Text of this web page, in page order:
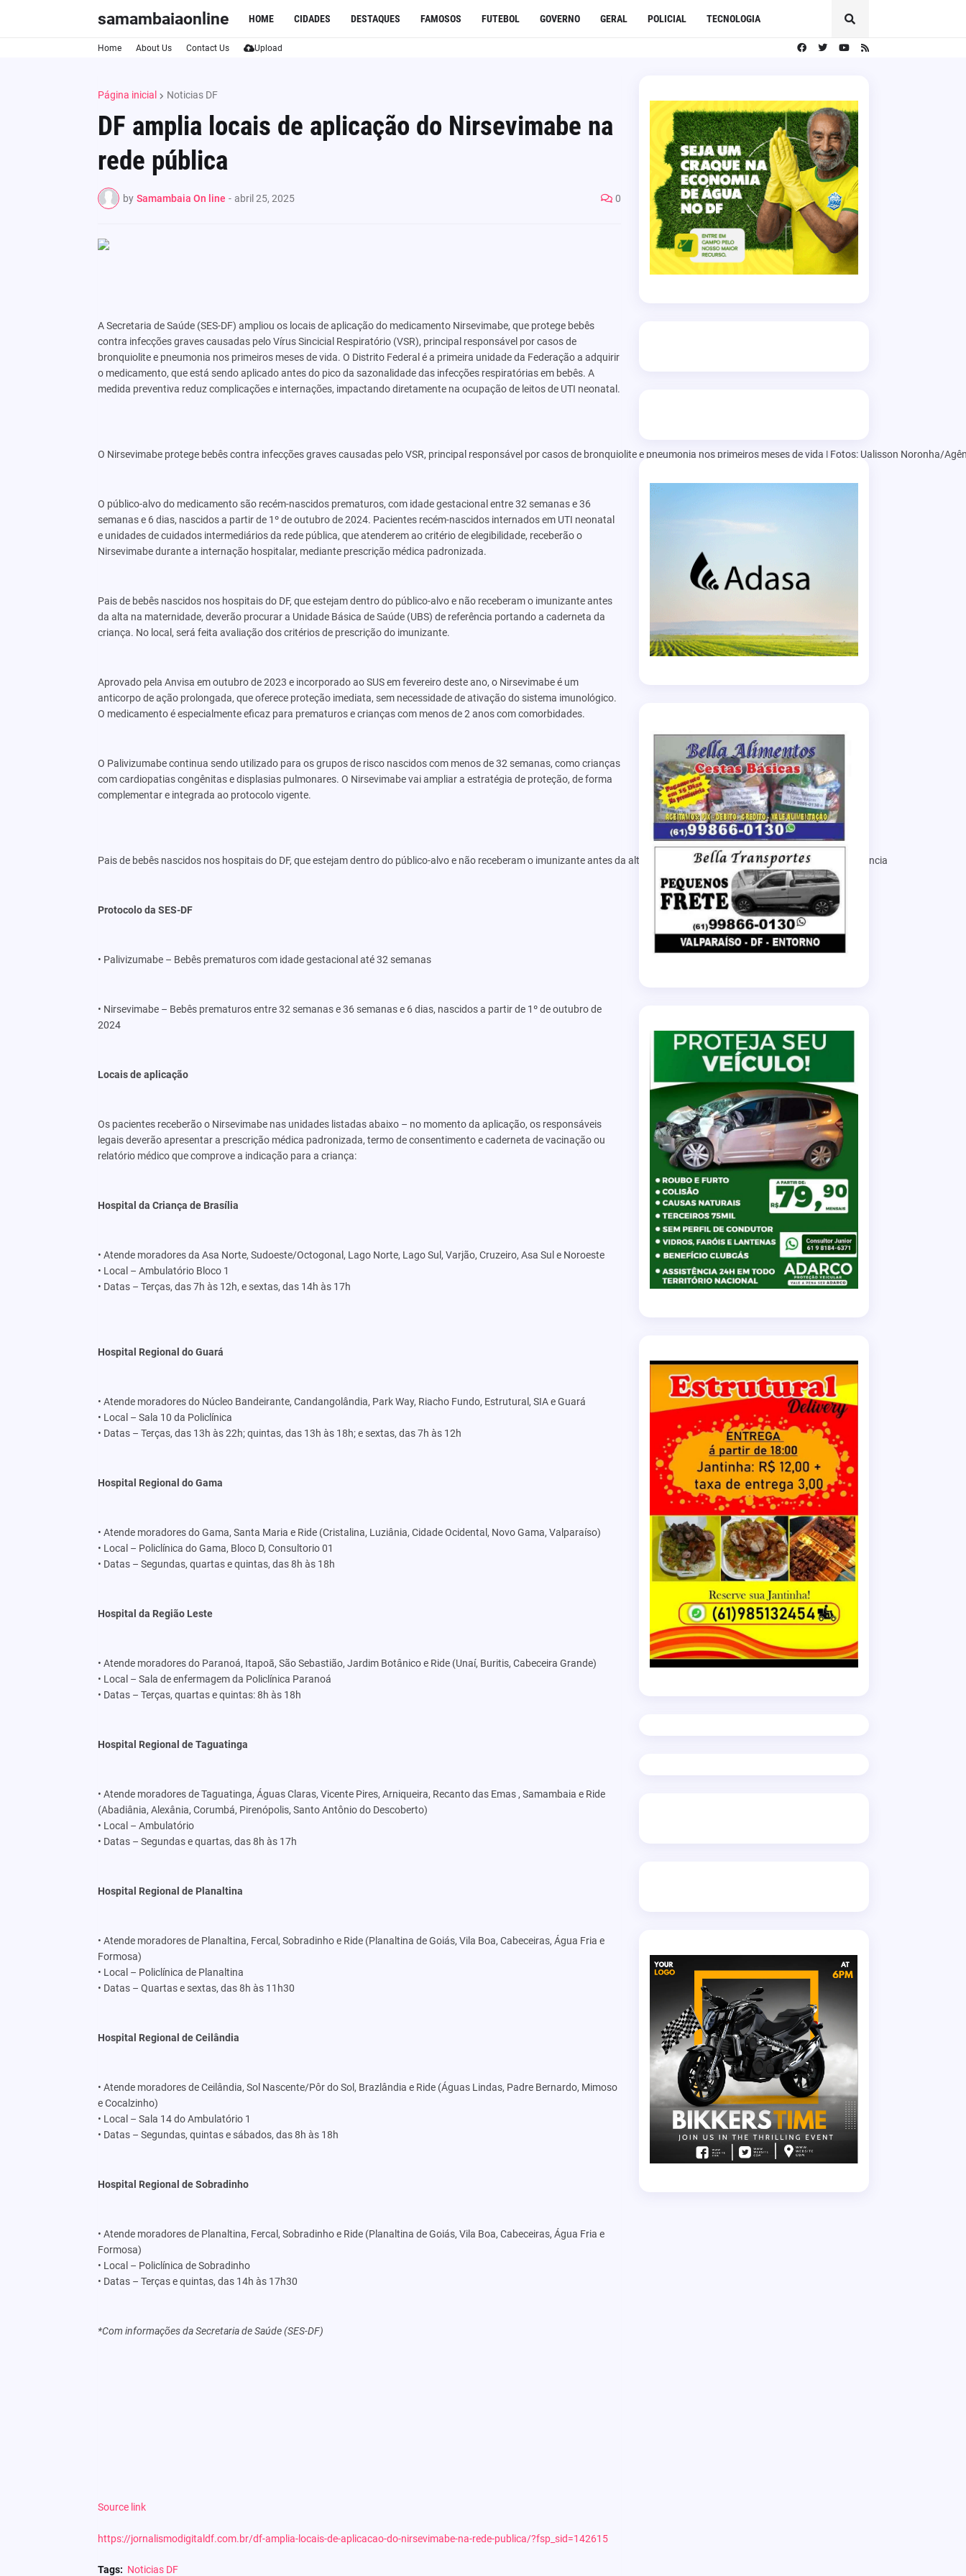
samambaiaonline HOME CIDADES DESTAQUES FAMOSOS FUTEBOL GOVERNO GERAL POLICIAL TECNOLOGIA
Home About Us Contact Us Upload
Página inicial Noticias DF
DF amplia locais de aplicação do Nirsevimabe na
rede pública
by Samambaia On line - abril 25, 2025 0
A Secretaria de Saúde (SES-DF) ampliou os locais de aplicação do medicamento Nirsevimabe, que protege bebês
contra infecções graves causadas pelo Vírus Sincicial Respiratório (VSR), principal responsável por casos de
bronquiolite e pneumonia nos primeiros meses de vida. O Distrito Federal é a primeira unidade da Federação a adquirir
o medicamento, que está sendo aplicado antes do pico da sazonalidade das infecções respiratórias em bebês. A
medida preventiva reduz complicações e internações, impactando diretamente na ocupação de leitos de UTI neonatal.
O Nirsevimabe protege bebês contra infecções graves causadas pelo VSR, principal responsável por casos de bronquiolite e pneumonia nos primeiros meses de vida | Fotos: Ualisson Noronha/
O público-alvo do medicamento são recém-nascidos prematuros, com idade gestacional entre 32 semanas e 36
semanas e 6 dias, nascidos a partir de 1º de outubro de 2024. Pacientes recém-nascidos internados em UTI neonatal
e unidades de cuidados intermediários da rede pública, que atenderem ao critério de elegibilidade, receberão o
Nirsevimabe durante a internação hospitalar, mediante prescrição médica padronizada.
Pais de bebês nascidos nos hospitais do DF, que estejam dentro do público-alvo e não receberam o imunizante antes
da alta na maternidade, deverão procurar a Unidade Básica de Saúde (UBS) de referência portando a caderneta da
criança. No local, será feita avaliação dos critérios de prescrição do imunizante.
Aprovado pela Anvisa em outubro de 2023 e incorporado ao SUS em fevereiro deste ano, o Nirsevimabe é um
anticorpo de ação prolongada, que oferece proteção imediata, sem necessidade de ativação do sistema imunológico.
O medicamento é especialmente eficaz para prematuros e crianças com menos de 2 anos com comorbidades.
O Palivizumabe continua sendo utilizado para os grupos de risco nascidos com menos de 32 semanas, como crianças
com cardiopatias congênitas e displasias pulmonares. O Nirsevimabe vai ampliar a estratégia de proteção, de forma
complementar e integrada ao protocolo vigente.
Pais de bebês nascidos nos hospitais do DF, que estejam dentro do público-alvo e não receberam o imunizante antes da alta na maternidade, deverão procurar a UBS de referência
Protocolo da SES-DF
• Palivizumabe – Bebês prematuros com idade gestacional até 32 semanas
• Nirsevimabe – Bebês prematuros entre 32 semanas e 36 semanas e 6 dias, nascidos a partir de 1º de outubro de
2024
Locais de aplicação
Os pacientes receberão o Nirsevimabe nas unidades listadas abaixo – no momento da aplicação, os responsáveis
legais deverão apresentar a prescrição médica padronizada, termo de consentimento e caderneta de vacinação ou
relatório médico que comprove a indicação para a criança:
Hospital da Criança de Brasília
• Atende moradores da Asa Norte, Sudoeste/Octogonal, Lago Norte, Lago Sul, Varjão, Cruzeiro, Asa Sul e Noroeste
• Local – Ambulatório Bloco 1
• Datas – Terças, das 7h às 12h, e sextas, das 14h às 17h
Hospital Regional do Guará
• Atende moradores do Núcleo Bandeirante, Candangolândia, Park Way, Riacho Fundo, Estrutural, SIA e Guará
• Local – Sala 10 da Policlínica
• Datas – Terças, das 13h às 22h; quintas, das 13h às 18h; e sextas, das 7h às 12h
Hospital Regional do Gama
• Atende moradores do Gama, Santa Maria e Ride (Cristalina, Luziânia, Cidade Ocidental, Novo Gama, Valparaíso)
• Local – Policlínica do Gama, Bloco D, Consultorio 01
• Datas – Segundas, quartas e quintas, das 8h às 18h
Hospital da Região Leste
• Atende moradores do Paranoá, Itapoā, São Sebastião, Jardim Botânico e Ride (Unaí, Buritis, Cabeceira Grande)
• Local – Sala de enfermagem da Policlínica Paranoá
• Datas – Terças, quartas e quintas: 8h às 18h
Hospital Regional de Taguatinga
• Atende moradores de Taguatinga, Águas Claras, Vicente Pires, Arniqueira, Recanto das Emas , Samambaia e Ride
(Abadiânia, Alexânia, Corumbá, Pirenópolis, Santo Antônio do Descoberto)
• Local – Ambulatório
• Datas – Segundas e quartas, das 8h às 17h
Hospital Regional de Planaltina
• Atende moradores de Planaltina, Fercal, Sobradinho e Ride (Planaltina de Goiás, Vila Boa, Cabeceiras, Água Fria e
Formosa)
• Local – Policlínica de Planaltina
• Datas – Quartas e sextas, das 8h às 11h30
Hospital Regional de Ceilândia
• Atende moradores de Ceilândia, Sol Nascente/Pôr do Sol, Brazlândia e Ride (Águas Lindas, Padre Bernardo, Mimoso
e Cocalzinho)
• Local – Sala 14 do Ambulatório 1
• Datas – Segundas, quintas e sábados, das 8h às 18h
Hospital Regional de Sobradinho
• Atende moradores de Planaltina, Fercal, Sobradinho e Ride (Planaltina de Goiás, Vila Boa, Cabeceiras, Água Fria e
Formosa)
• Local – Policlínica de Sobradinho
• Datas – Terças e quintas, das 14h às 17h30
*Com informações da Secretaria de Saúde (SES-DF)
Source link
https://jornalismodigitaldf.com.br/df-amplia-locais-de-aplicacao-do-nirsevimabe-na-rede-publica/?fsp_sid=142615
Tags: Noticias DF